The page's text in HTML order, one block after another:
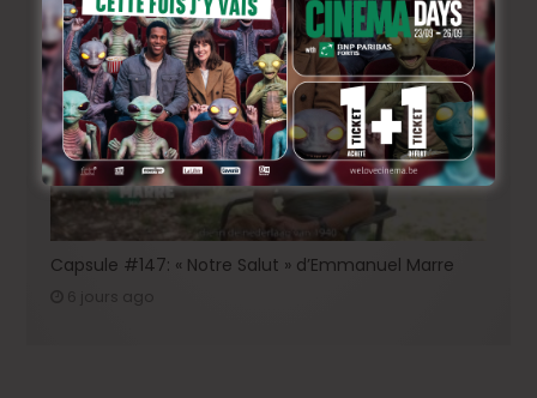
Capsule #147: « Notre Salut » d’Emmanuel Marre